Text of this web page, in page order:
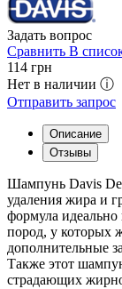
Задать вопрос
Сравнить В
114 грн
Нет в наличии ⓘ
Отправить запрос
Описание
Отзывы
Шампунь Davis
удаления жира и
формула
пород, у которых
дополнительные
Также этот
страдающих